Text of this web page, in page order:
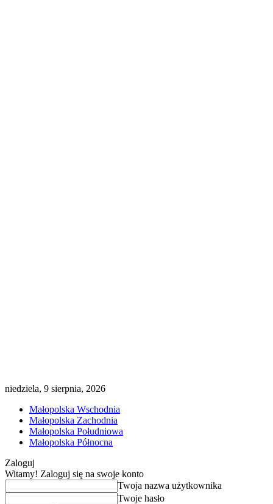
niedziela, 9 sierpnia, 2026
Małopolska Wschodnia
Małopolska Zachodnia
Małopolska Południowa
Małopolska Północna
Zaloguj
Witamy! Zaloguj się na swoje konto
Twoja nazwa użytkownika
Twoje hasło